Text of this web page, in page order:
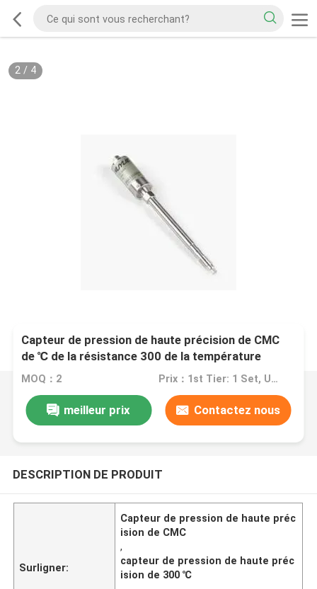
2/ 4
Capteur de pression de haute précision de CMC
de ℃ de la résistance 300 de la température
MOQ：2 Prix：1st Tier: 1 Set, Unit Price USD 3.00 2nd Tier: 2-5 Sets, Unit Price USD 2.00 3rd Tier: Over 5 Sets, Unit Price USD 1.00
meilleur prix Contactez nous
DESCRIPTION DE PRODUIT
Surligner:
Capteur de pression de haute préc
ision de CMC
,
capteur de pression de haute préc
ision de 300 ℃